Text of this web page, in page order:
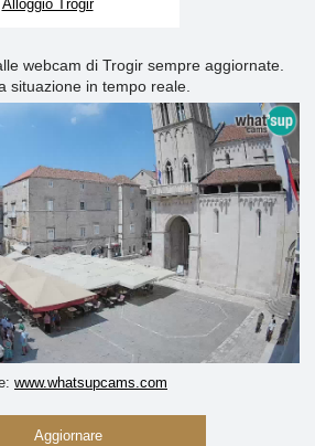
Alloggio Trogir
webcam di Trogir sempre aggiornate.
situazione in tempo reale.
www.whatsupcams.com
Aggiornare